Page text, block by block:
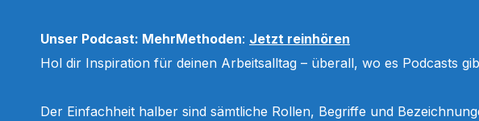
Unser Podcast: MehrMethoden: Jetzt reinhören
Hol dir Inspiration für deinen Arbeitsalltag – überall, wo es Podcasts
Der Einfachheit halber sind sämtliche Rollen, Begriffe und